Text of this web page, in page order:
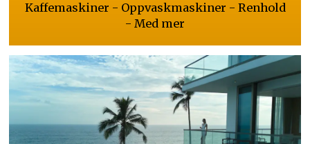
Kaffemaskiner - Oppvaskmaskiner - Renhold
- Med mer